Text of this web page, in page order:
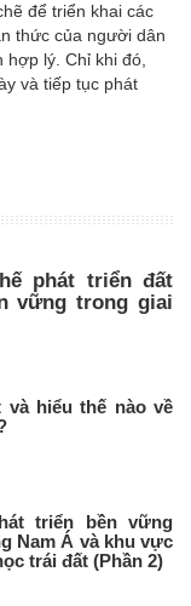
để triển khai các
thức của người dân
lý. Chỉ khi đó,
và tiếp tục phát
phát triển đất
vững trong giai
và hiểu thế nào về
triển bền vững
Nam Á và khu vực
trái đất (Phần 2)